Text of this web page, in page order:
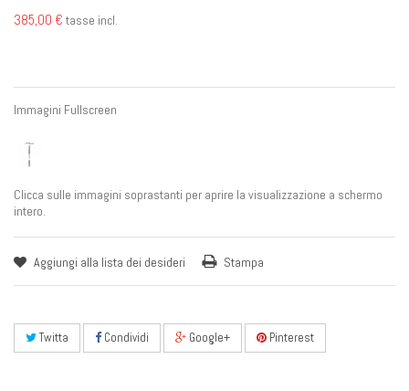
385,00 € tasse incl.
Immagini Fullscreen
Clicca sulle immagini soprastanti per aprire la visualizzazione a schermo
intero.
Aggiungi alla lista dei desideri Stampa
Twitta Condividi Google+ Pinterest